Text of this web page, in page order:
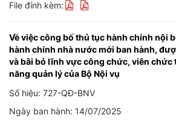
File đính kèm:
Về việc công bố thủ tục hành chính nội
hành chính nhà nước mới ban hành,
và bãi bỏ lĩnh vực công chức, viên chức
năng quản lý của Bộ Nội vụ
Số hiệu: 727-QĐ-BNV
Ngày ban hành: 14/07/2025